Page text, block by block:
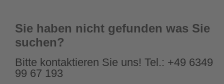
Sie haben nicht gefunden was Sie
suchen?
Bitte kontaktieren Sie uns! Tel.: +49 6349
99 67 193